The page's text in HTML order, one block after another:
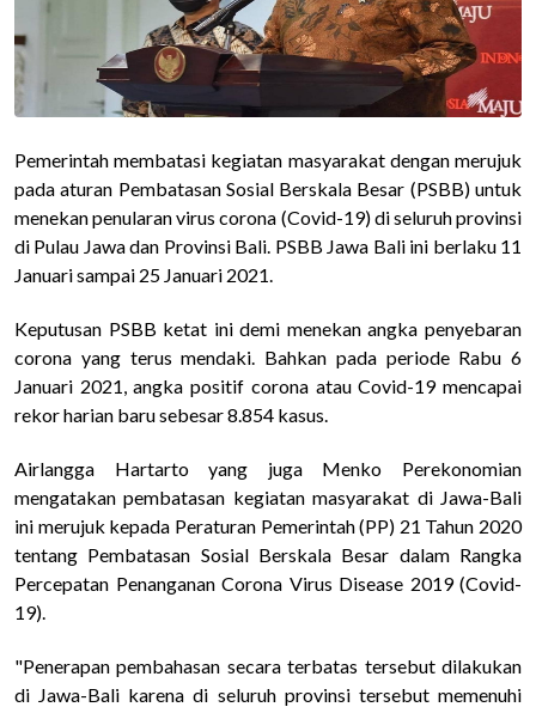
Pemerintah membatasi kegiatan masyarakat dengan merujuk
pada aturan Pembatasan Sosial Berskala Besar (PSBB) untuk
menekan penularan virus corona (Covid-19) di seluruh provinsi
di Pulau Jawa dan Provinsi Bali. PSBB Jawa Bali ini berlaku 11
Januari sampai 25 Januari 2021.
Keputusan PSBB ketat ini demi menekan angka penyebaran
corona yang terus mendaki. Bahkan pada periode Rabu 6
Januari 2021, angka positif corona atau Covid-19 mencapai
rekor harian baru sebesar 8.854 kasus.
Airlangga Hartarto yang juga Menko Perekonomian
mengatakan pembatasan kegiatan masyarakat di Jawa-Bali
ini merujuk kepada Peraturan Pemerintah (PP) 21 Tahun 2020
tentang Pembatasan Sosial Berskala Besar dalam Rangka
Percepatan Penanganan Corona Virus Disease 2019 (Covid-
19).
"Penerapan pembahasan secara terbatas tersebut dilakukan
di Jawa-Bali karena di seluruh provinsi tersebut memenuhi